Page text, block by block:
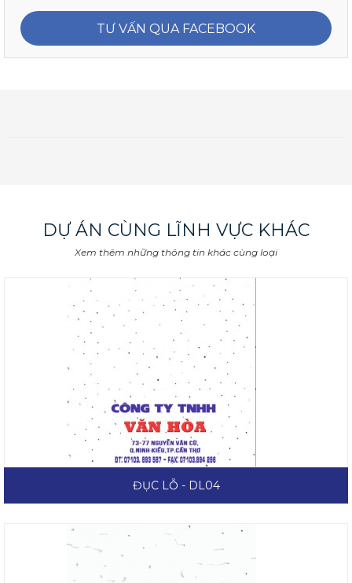
TƯ VẤN QUA FACEBOOK
DỰ ÁN CÙNG LĨNH VỰC KHÁC
Xem thêm những thông tin khác cùng loại
ĐỤC LỖ - DL04